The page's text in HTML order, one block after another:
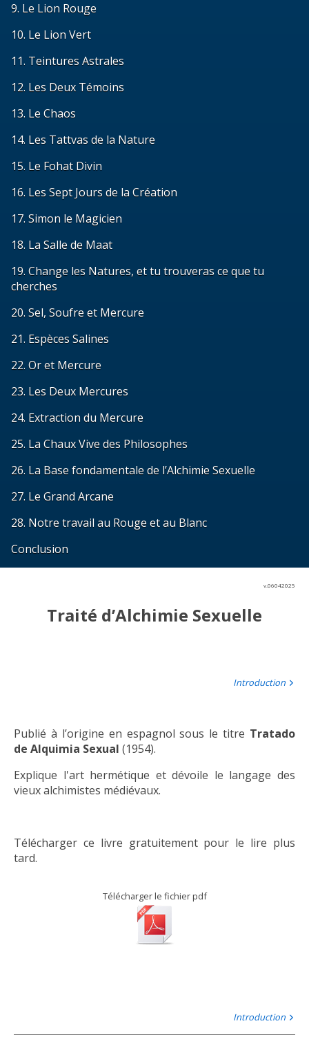
9. Le Lion Rouge
10. Le Lion Vert
11. Teintures Astrales
12. Les Deux Témoins
13. Le Chaos
14. Les Tattvas de la Nature
15. Le Fohat Divin
16. Les Sept Jours de la Création
17. Simon le Magicien
18. La Salle de Maat
19. Change les Natures, et tu trouveras ce que tu
cherches
20. Sel, Soufre et Mercure
21. Espèces Salines
22. Or et Mercure
23. Les Deux Mercures
24. Extraction du Mercure
25. La Chaux Vive des Philosophes
26. La Base fondamentale de l’Alchimie Sexuelle
27. Le Grand Arcane
28. Notre travail au Rouge et au Blanc
Conclusion
v.06042025
Traité d’Alchimie Sexuelle
Introduction
Publié à l’origine en espagnol sous le titre Tratado
de Alquimia Sexual (1954).
Explique l'art hermétique et dévoile le langage des
vieux alchimistes médiévaux.
Télécharger ce livre gratuitement pour le lire plus
tard.
Télécharger le fichier pdf
Introduction